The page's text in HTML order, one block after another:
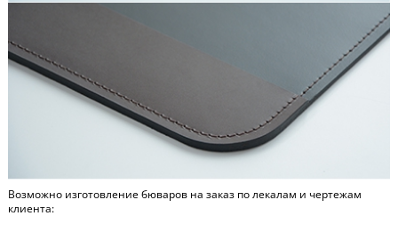
Возможно изготовление бюваров на заказ по лекалам и чертежам
клиента: